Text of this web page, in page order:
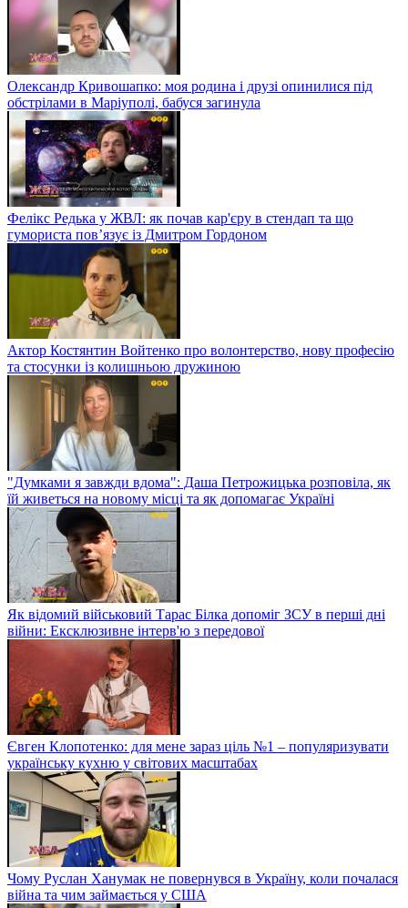
Олександр Кривошапко: моя родина і друзі опинилися під
обстрілами в Маріуполі, бабуся загинула
Фелікс Редька у ЖВЛ: як почав кар'єру в стендап та що
гумориста пов’язує із Дмитром Гордоном
Актор Костянтин Войтенко про волонтерство, нову професію
та стосунки із колишньою дружиною
"Думками я завжди вдома": Даша Петрожицька розповіла, як
їй живеться на новому місці та як допомагає Україні
Як відомий військовий Тарас Білка допоміг ЗСУ в перші дні
війни: Ексклюзивне інтерв'ю з передової
Євген Клопотенко: для мене зараз ціль №1 – популяризувати
українську кухню у світових масштабах
Чому Руслан Ханумак не повернувся в Україну, коли почалася
війна та чим займається у США